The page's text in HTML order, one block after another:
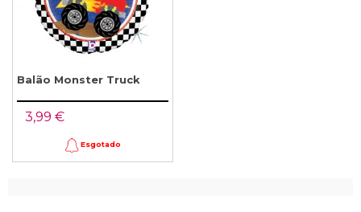
Balão Monster Truck
3,99 €
Esgotado